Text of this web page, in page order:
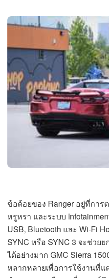
ข้อด้อยของ Ranger อยู่ที่กา
หรูหรา และระบบ
USB, Bluetooth และ Wi-Fi
SYNC หรือ SYNC 3 จะช่วย
ได้อย่างมาก GMC Sierra
หลากหลายเพื่อการใช้งานที่แ